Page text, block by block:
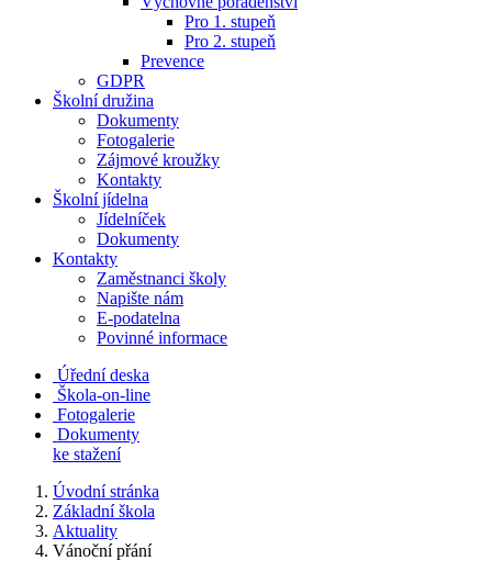
Pro 1. stupeň
Pro 2. stupeň
Prevence
GDPR
Školní družina
Dokumenty
Fotogalerie
Zájmové kroužky
Kontakty
Školní jídelna
Jídelníček
Dokumenty
Kontakty
Zaměstnanci školy
Napište nám
E-podatelna
Povinné informace
Úřední deska
Škola-on-line
Fotogalerie
Dokumenty
ke stažení
Úvodní stránka
Základní škola
Aktuality
Vánoční přání